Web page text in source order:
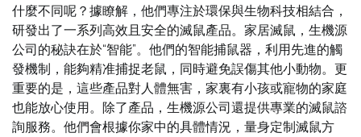
什麼不同呢？據瞭解，他們專注於環保與生物科技相結合，
研發出了一系列高效且安全的滅鼠產品。家居滅鼠，生機源
公司的秘訣在於“智能”。他們的智能捕鼠器，利用先進的觸
發機制，能夠精准捕捉老鼠，同時避免誤傷其他小動物。更
重要的是，這些產品對人體無害，家裏有小孩或寵物的家庭
也能放心使用。除了產品，生機源公司還提供專業的滅鼠諮
詢服務。他們會根據你家中的具體情況，量身定制滅鼠方